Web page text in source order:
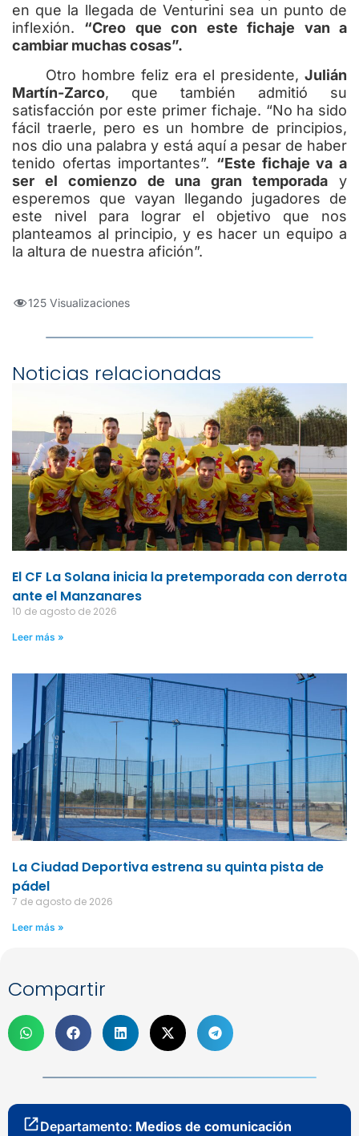
en que la llegada de Venturini sea un punto de
inflexión. “Creo que con este fichaje van a
cambiar muchas cosas”.
Otro hombre feliz era el presidente, Julián
Martín-Zarco, que también admitió su
satisfacción por este primer fichaje. “No ha sido
fácil traerle, pero es un hombre de principios,
nos dio una palabra y está aquí a pesar de haber
tenido ofertas importantes”. “Este fichaje va a
ser el comienzo de una gran temporada y
esperemos que vayan llegando jugadores de
este nivel para lograr el objetivo que nos
planteamos al principio, y es hacer un equipo a
la altura de nuestra afición”.
125 Visualizaciones
Noticias relacionadas
El CF La Solana inicia la pretemporada con derrota
ante el Manzanares
10 de agosto de 2026
Leer más »
La Ciudad Deportiva estrena su quinta pista de
pádel
7 de agosto de 2026
Leer más »
Compartir
Departamento: Medios de comunicación